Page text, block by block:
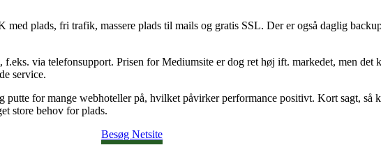
med plads, fri trafik, massere plads til mails og gratis SSL. Der er også daglig
via telefonsupport. Prisen for Mediumsite er dog ret høj ift. markedet, men det
service.
putte for mange webhoteller på, hvilket påvirker performance positivt. Kort sagt, så
store behov for plads.
Besøg Netsite